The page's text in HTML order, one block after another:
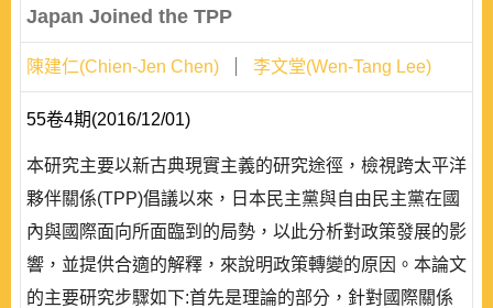
Japan Joined the TPP
陳建仁(Chien-Jen Chen) 李文堂(Wen-Tang Lee)
55卷4期(2016/12/01)
本研究主要以新古典現實主義的研究途徑，檢視跨太平洋
夥伴關係(TPP)倡議以來，日本民主黨與自由民主黨在國
內與國際面向所面臨到的局勢，以此分析對政策發展的影
響，並提供合適的解釋，來說明政策轉變的原因。本論文
的主要研究步驟如下:首先是理論的部分，針對國際關係